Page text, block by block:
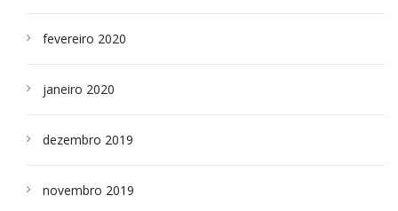
fevereiro 2020
janeiro 2020
dezembro 2019
novembro 2019